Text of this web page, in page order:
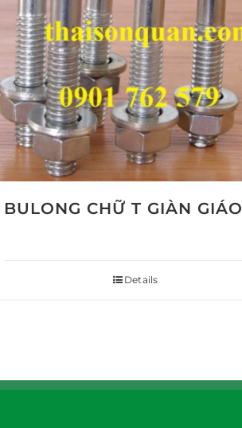
BULONG CHỮ T GIÀN GIÁO
Details